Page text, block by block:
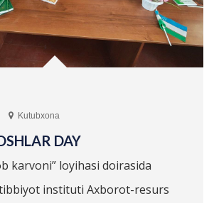
Kutubxona
DAY
karvoni” loyihasi doirasida
instituti Axborot-resurs